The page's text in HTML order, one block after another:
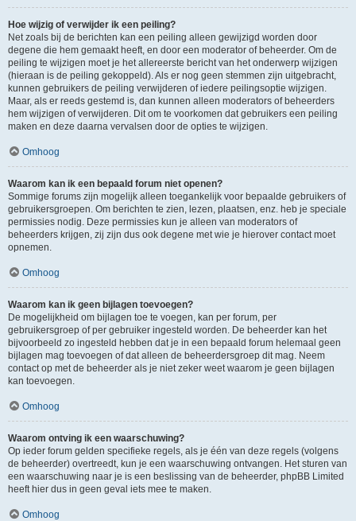
Hoe wijzig of verwijder ik een peiling?
Net zoals bij de berichten kan een peiling alleen gewijzigd worden door
degene die hem gemaakt heeft, en door een moderator of beheerder. Om de
peiling te wijzigen moet je het allereerste bericht van het onderwerp wijzigen
(hieraan is de peiling gekoppeld). Als er nog geen stemmen zijn uitgebracht,
kunnen gebruikers de peiling verwijderen of iedere peilingsoptie wijzigen.
Maar, als er reeds gestemd is, dan kunnen alleen moderators of beheerders
hem wijzigen of verwijderen. Dit om te voorkomen dat gebruikers een peiling
maken en deze daarna vervalsen door de opties te wijzigen.
Omhoog
Waarom kan ik een bepaald forum niet openen?
Sommige forums zijn mogelijk alleen toegankelijk voor bepaalde gebruikers of
gebruikersgroepen. Om berichten te zien, lezen, plaatsen, enz. heb je speciale
permissies nodig. Deze permissies kun je alleen van moderators of
beheerders krijgen, zij zijn dus ook degene met wie je hierover contact moet
opnemen.
Omhoog
Waarom kan ik geen bijlagen toevoegen?
De mogelijkheid om bijlagen toe te voegen, kan per forum, per
gebruikersgroep of per gebruiker ingesteld worden. De beheerder kan het
bijvoorbeeld zo ingesteld hebben dat je in een bepaald forum helemaal geen
bijlagen mag toevoegen of dat alleen de beheerdersgroep dit mag. Neem
contact op met de beheerder als je niet zeker weet waarom je geen bijlagen
kan toevoegen.
Omhoog
Waarom ontving ik een waarschuwing?
Op ieder forum gelden specifieke regels, als je één van deze regels (volgens
de beheerder) overtreedt, kun je een waarschuwing ontvangen. Het sturen van
een waarschuwing naar je is een beslissing van de beheerder, phpBB Limited
heeft hier dus in geen geval iets mee te maken.
Omhoog